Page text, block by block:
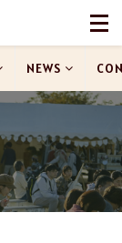
NEWS